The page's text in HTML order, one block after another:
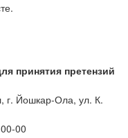
принятия претензий
г. Йошкар-Ола, ул. К.
00